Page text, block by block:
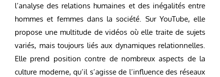
l’analyse des relations humaines et des inégalités entre
hommes et femmes dans la société. Sur YouTube, elle
propose une multitude de vidéos où elle traite de sujets
variés, mais toujours liés aux dynamiques relationnelles.
Elle prend position contre de nombreux aspects de la
culture moderne, qu’il s’agisse de l’influence des réseaux